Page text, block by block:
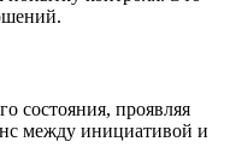
состояния, проявляя
между инициативой и